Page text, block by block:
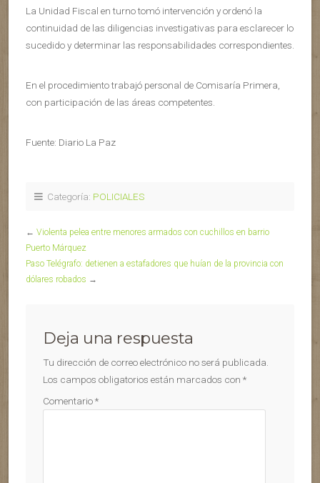
La Unidad Fiscal en turno tomó intervención y ordenó la
continuidad de las diligencias investigativas para esclarecer lo
sucedido y determinar las responsabilidades correspondientes.
En el procedimiento trabajó personal de Comisaría Primera,
con participación de las áreas competentes.
Fuente: Diario La Paz
Categoría: POLICIALES
← Violenta pelea entre menores armados con cuchillos en barrio
Puerto Márquez
Paso Telégrafo: detienen a estafadores que huían de la provincia con
dólares robados →
Deja una respuesta
Tu dirección de correo electrónico no será publicada.
Los campos obligatorios están marcados con *
Comentario*